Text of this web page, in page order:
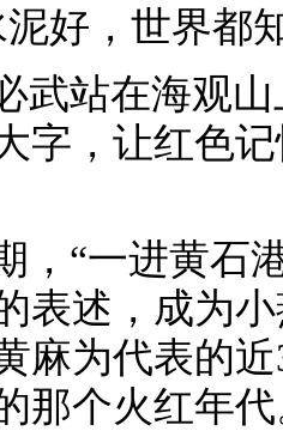
好，世界都
武站在海观
字，让红色
，“一进黄石
表述，成为
麻为代表的
那个火红年